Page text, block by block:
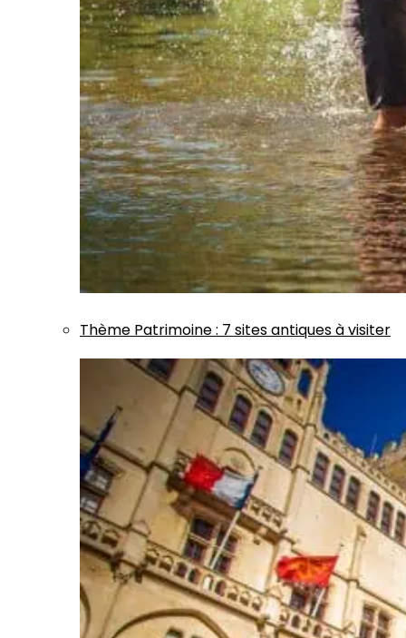
Thème Patrimoine: 7 sites antiques à visiter